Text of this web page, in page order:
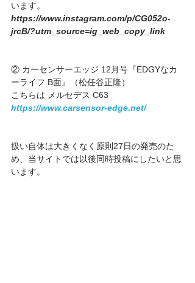
います。
https://www.instagram.com/p/CG052o-
jrcB/?utm_source=ig_web_copy_link
② カーセンサーエッジ 12月号『EDGYなカ
ーライフ B面』（松任谷正隆）
こちらは メルセデス C63
https://www.carsensor-edge.net/
扱い自体は大きくなく原則27日の発売のた
め、当サイトでは以後同時投稿にしたいと思
います。